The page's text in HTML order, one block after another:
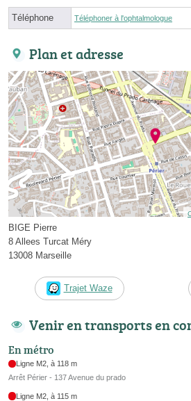
Téléphone Téléphoner à l'ophtalmologue
Plan et adresse
BIGE Pierre
8 Allees Turcat Méry
13008 Marseille
Trajet Waze
Venir en transports en
En métro
Ligne M2, à 118 m
Arrêt Périer - 137 Avenue du prado
Ligne M2, à 115 m